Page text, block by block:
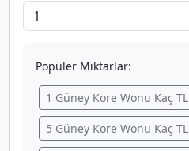
Popüler Miktarlar:
1 Güney Kore Wonu Kaç TL
5 Güney Kore Wonu Kaç TL